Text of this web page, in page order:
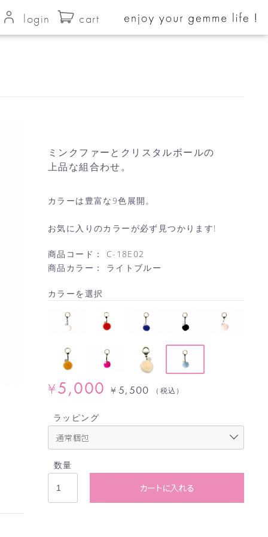
login cart
ミンクファーとクリスタルボールの
上品な組合わせ。
カラーは豊富な9色展開。
お気に入りのカラーが必ず見つかります!
商品コード： C-18E02
商品カラー： ライトブルー
カラーを選択
¥5,000 ¥ 5,500 （税込）
ラッピング
数量
カートに入れる